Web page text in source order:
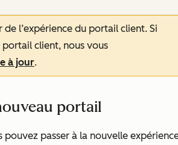
l’expérience du portail client. Si
client, nous vous
à jour.
portail
passer à la nouvelle